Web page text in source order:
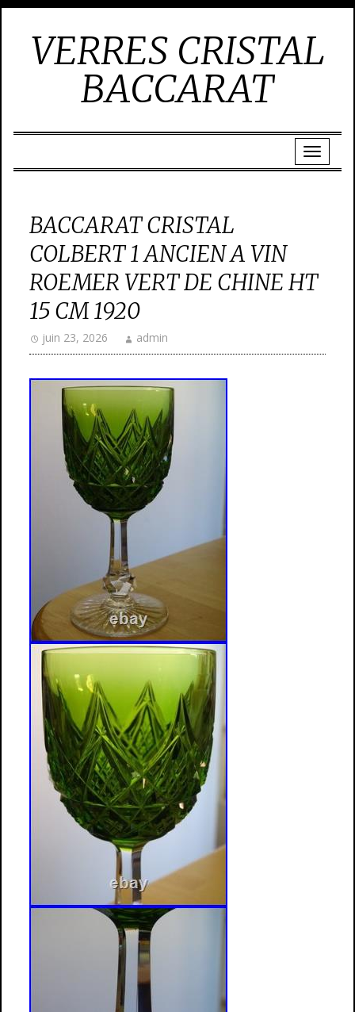
VERRES CRISTAL
BACCARAT
BACCARAT CRISTAL
COLBERT 1 ANCIEN A VIN
ROEMER VERT DE CHINE HT
15 CM 1920
juin 23, 2026 admin